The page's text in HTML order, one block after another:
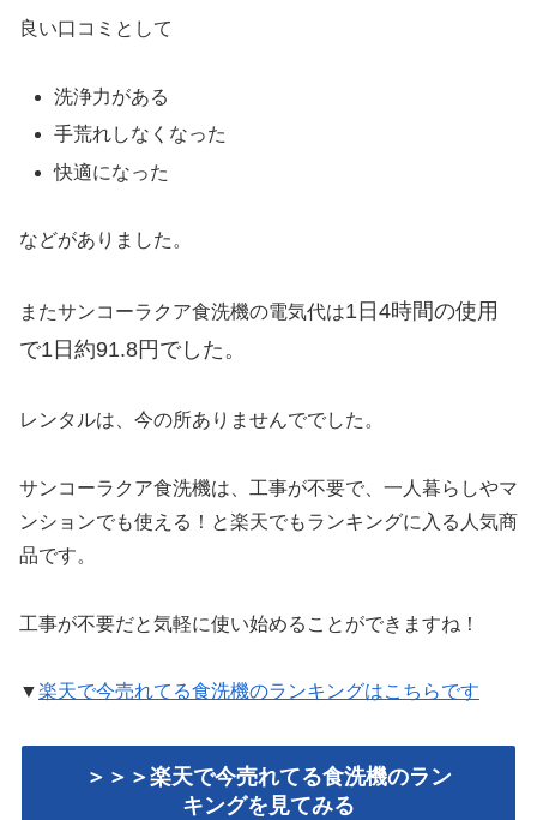
良い口コミとして
洗浄力がある
手荒れしなくなった
快適になった
などがありました。
またサンコーラクア食洗機の電気代は1日4時間の使用
で1日約91.8円でした。
レンタルは、今の所ありませんででした。
サンコーラクア食洗機は、工事が不要で、一人暮らしやマ
ンションでも使える！と楽天でもランキングに入る人気商
品です。
工事が不要だと気軽に使い始めることができますね！
▼楽天で今売れてる食洗機のランキングはこちらです
＞＞＞楽天で今売れてる食洗機のラン
キングを見てみる